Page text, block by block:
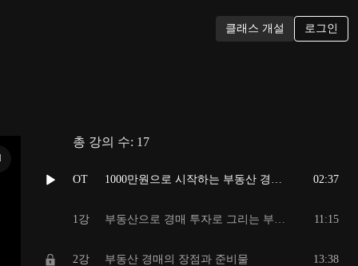
클래스 개설 로그인
총 강의 수: 17
OT 1000만원으로 시작하는 부동산 경매 소개영상 02:37
1강 부동산으로 경매 투자로 그리는 부의 지도 11:15
2강 부동산 경매의 장점과 준비물 13:38